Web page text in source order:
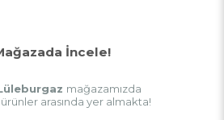
İncele!
mağazamızda
arasında yer almakta!